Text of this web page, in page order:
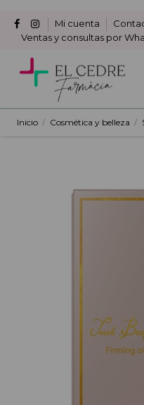
Mi cuenta
Ventas y consultas por
Inicio Cosmética y belleza